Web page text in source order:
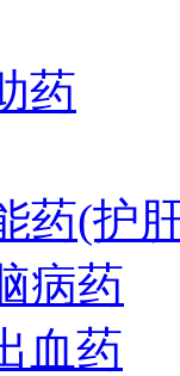
药
药(护
病药
血药